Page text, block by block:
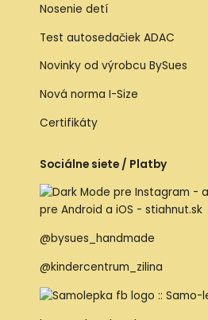
Nosenie detí
Test autosedačiek ADAC
Novinky od výrobcu BySues
Nová norma I-Size
Certifikáty
Sociálne siete / Platby
@bysues_handmade
@kindercentrum_zilina